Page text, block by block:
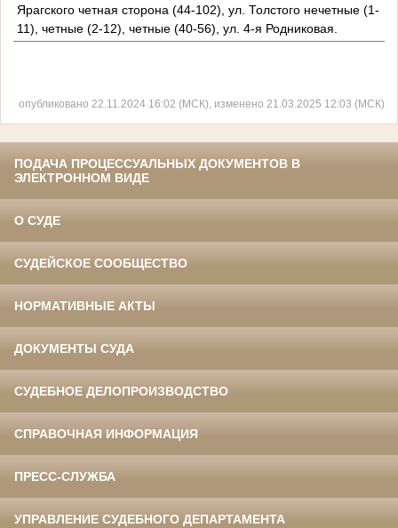
Ярагского четная сторона (44-102), ул. Толстого нечетные (1-
11), четные (2-12), четные (40-56), ул. 4-я Родниковая.
опубликовано 22.11.2024 16:02 (МСК), изменено 21.03.2025 12:03 (МСК)
ПОДАЧА ПРОЦЕССУАЛЬНЫХ ДОКУМЕНТОВ В
ЭЛЕКТРОННОМ ВИДЕ
О СУДЕ
СУДЕЙСКОЕ СООБЩЕСТВО
НОРМАТИВНЫЕ АКТЫ
ДОКУМЕНТЫ СУДА
СУДЕБНОЕ ДЕЛОПРОИЗВОДСТВО
СПРАВОЧНАЯ ИНФОРМАЦИЯ
ПРЕСС-СЛУЖБА
УПРАВЛЕНИЕ СУДЕБНОГО ДЕПАРТАМЕНТА